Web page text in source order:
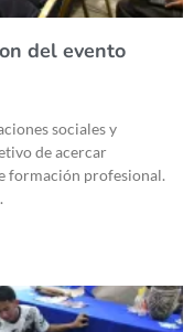
del evento
sociales y
de acercar
formación profesional.